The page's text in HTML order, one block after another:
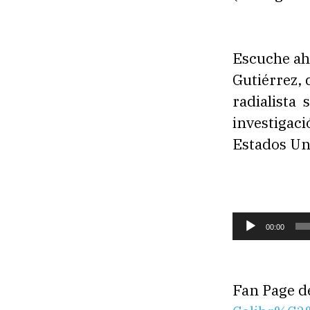
Escuche
Gutiérrez,
radialista
Estados
e
r
00:00
Fan Page